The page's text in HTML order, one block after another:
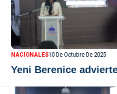
NACIONALES10 De Octubre De 2025
Yeni Berenice